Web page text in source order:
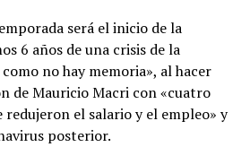
será el inicio de la
6 años de una crisis de la
no hay memoria», al hacer
de Mauricio Macri con «cuatro
redujeron el salario y el empleo» y
posterior.